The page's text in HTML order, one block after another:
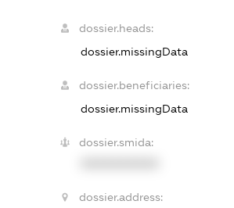
dossier.heads:
dossier.missingData
dossier.beneficiaries:
dossier.missingData
dossier.smida:
dossier.address: